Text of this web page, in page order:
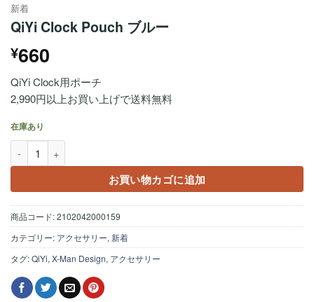
新着
QiYi Clock Pouch ブルー
¥660
QiYi Clock用ポーチ
2,990円以上お買い上げで送料無料
在庫あり
お買い物カゴに追加
商品コード:2102042000159
カテゴリー: アクセサリー, 新着
タグ:QiYi, X-Man Design, アクセサリー